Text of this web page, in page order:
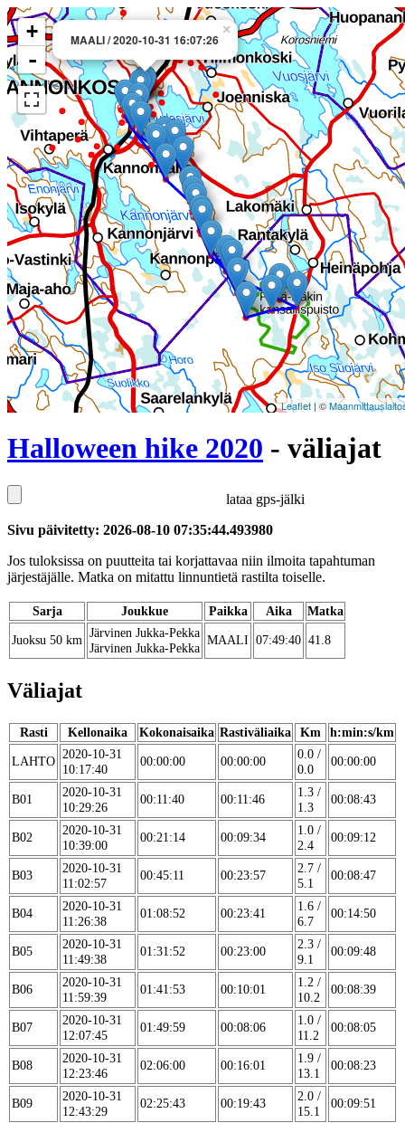
×
MAALI / 2020-10-31 16:07:26
+
-
Leaflet | ©
Halloween hike 2020 - väliajat
lataa gps-jälki
Sivu päivitetty: 2026-08-10 07:35:44.493980
Jos tuloksissa on puutteita tai korjattavaa niin ilmoita tapahtuman
järjestäjälle. Matka on mitattu linnuntietä rastilta toiselle.
Sarja Joukkue Paikka Aika
Matka
Juoksu 50 km Järvinen Jukka-Pekka
Järvinen Jukka-Pekka
MAALI 07:49:40 41.8
Väliajat
Rasti Kellonaika Kokonaisaika Rastiväliaika Km
h:min:s/km
LAHTO 2020-10-31
10:17:40
00:00:00 00:00:00
0.0 /
0.0
00:00:00
B01
2020-10-31
10:29:26
00:11:40 00:11:46
1.3 /
1.3
00:08:43
B02
2020-10-31
10:39:00
00:21:14 00:09:34
1.0 /
2.4
00:09:12
B03
2020-10-31
11:02:57
00:45:11 00:23:57
2.7 /
5.1
00:08:47
B04
2020-10-31
11:26:38
01:08:52 00:23:41
1.6 /
6.7
00:14:50
B05
2020-10-31
11:49:38
01:31:52 00:23:00
2.3 /
9.1
00:09:48
B06
2020-10-31
11:59:39
01:41:53 00:10:01
1.2 /
10.2
00:08:39
B07
2020-10-31
12:07:45
01:49:59 00:08:06
1.0 /
11.2
00:08:05
B08
2020-10-31
12:23:46
02:06:00 00:16:01
1.9 /
13.1
00:08:23
B09
2020-10-31
12:43:29
02:25:43 00:19:43
2.0 /
15.1
00:09:51